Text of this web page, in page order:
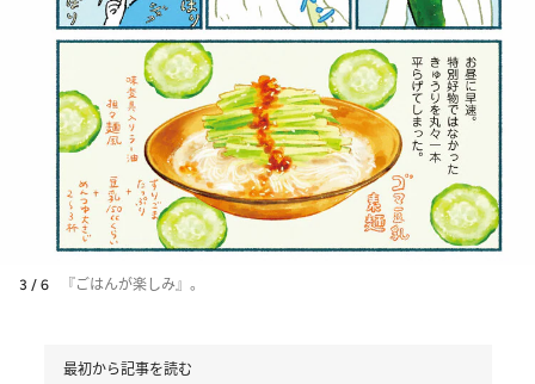
3 / 6 『ごはんが楽しみ』。
最初から記事を読む